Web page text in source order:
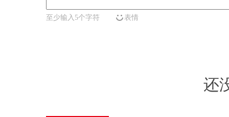
至少输入5个字符 表情
还